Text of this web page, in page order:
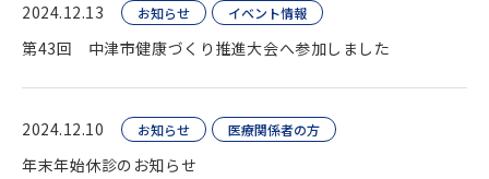
2024.12.13 お知らせ イベント情報
第43回 中津市健康づくり推進大会へ参加しました
2024.12.10 お知らせ 医療関係者の方
年末年始休診のお知らせ